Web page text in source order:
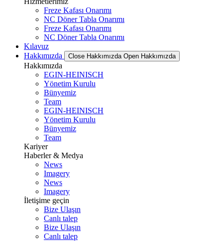
Freze Kafası Onarımı
NC Döner Tabla Onarımı
Freze Kafası Onarımı
NC Döner Tabla Onarımı
Kılavuz
Hakkımızda
Close Hakkımızda Open Hakkımızda
Hakkımızda
EGIN-HEINISCH
Yönetim Kurulu
Bünyemiz
Team
EGIN-HEINISCH
Yönetim Kurulu
Bünyemiz
Team
Kariyer
Haberler & Medya
News
Imagery
News
Imagery
İletişime geçin
Bize Ulaşın
Canlı talep
Bize Ulaşın
Canlı talep